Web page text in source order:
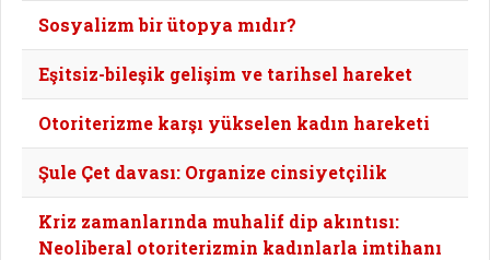
Sosyalizm bir ütopya mıdır?
Eşitsiz-bileşik gelişim ve tarihsel hareket
Otoriterizme karşı yükselen kadın hareketi
Şule Çet davası: Organize cinsiyetçilik
Kriz zamanlarında muhalif dip akıntısı:
Neoliberal otoriterizmin kadınlarla imtihanı